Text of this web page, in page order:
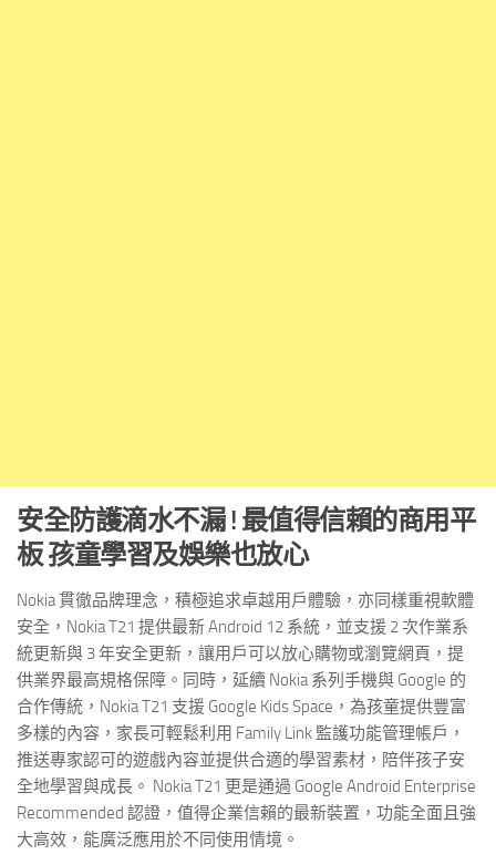
安全防護滴水不漏! 最值得信賴的商用平
板孩童學習及娛樂也放心
Nokia 貫徹品牌理念，積極追求卓越用戶體驗，亦同樣重視軟體
安全，Nokia T21 提供最新 Android 12 系統，並支援 2 次作業系
統更新與 3 年安全更新，讓用戶可以放心購物或瀏覽網頁，提
供業界最高規格保障。同時，延續 Nokia 系列手機與 Google 的
合作傳統，Nokia T21 支援 Google Kids Space，為孩童提供豐富
多樣的內容，家長可輕鬆利用 Family Link 監護功能管理帳戶，
推送專家認可的遊戲內容並提供合適的學習素材，陪伴孩子安
全地學習與成長。 Nokia T21 更是通過 Google Android Enterprise
Recommended 認證，值得企業信賴的最新裝置，功能全面且強
大高效，能廣泛應用於不同使用情境。